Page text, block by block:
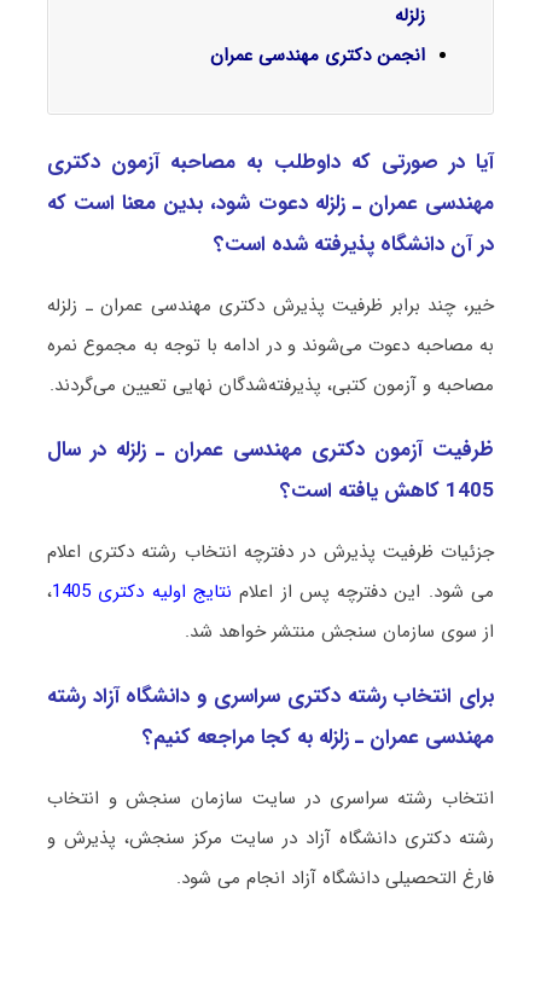
زلزله
انجمن دکتری مهندسی عمران
آیا در صورتی که داوطلب به مصاحبه آزمون دکتری
ﻣﻬﻨﺪسی ﻋﻤﺮان ـ زﻟﺰﻟﻪ دعوت شود، بدین معنا است که
در آن دانشگاه پذیرفته شده است؟
خیر، چند برابر ظرفیت پذیرش دکتری ﻣﻬﻨﺪسی ﻋﻤﺮان ـ زﻟﺰﻟﻪ
به مصاحبه دعوت می‌شوند و در ادامه با توجه به مجموع نمره
مصاحبه و آزمون کتبی، پذیرفته‌شدگان نهایی تعیین می‌گردند.
ظرفیت آزمون دکتری ﻣﻬﻨﺪسی ﻋﻤﺮان ـ زﻟﺰﻟﻪ در سال
1405 کاهش یافته است؟
جزئیات ظرفیت پذیرش در دفترچه انتخاب رشته دکتری اعلام
می شود. این دفترچه پس از اعلام نتایج اولیه دکتری 1405
،
از سوی سازمان سنجش منتشر خواهد شد.
برای انتخاب رشته دکتری سراسری و دانشگاه آزاد رشته
ﻣﻬﻨﺪسی ﻋﻤﺮان ـ زﻟﺰﻟﻪ به کجا مراجعه کنیم؟
انتخاب رشته سراسری در سایت سازمان سنجش و انتخاب
رشته دکتری دانشگاه آزاد در سایت مرکز سنجش، پذیرش و
فارغ التحصیلی دانشگاه آزاد انجام می شود.